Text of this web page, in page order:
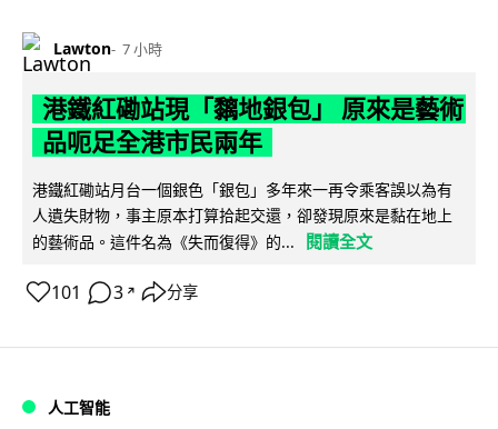
Lawton 7 小時
港鐵紅磡站現「黐地銀包」 原來是藝術
品呃足全港市民兩年
港鐵紅磡站月台一個銀色「銀包」多年來一再令乘客誤以為有
人遺失財物，事主原本打算拾起交還，卻發現原來是黏在地上
的藝術品。這件名為《失而復得》的...
閱讀全文
101 3 ↗ 分享
人工智能